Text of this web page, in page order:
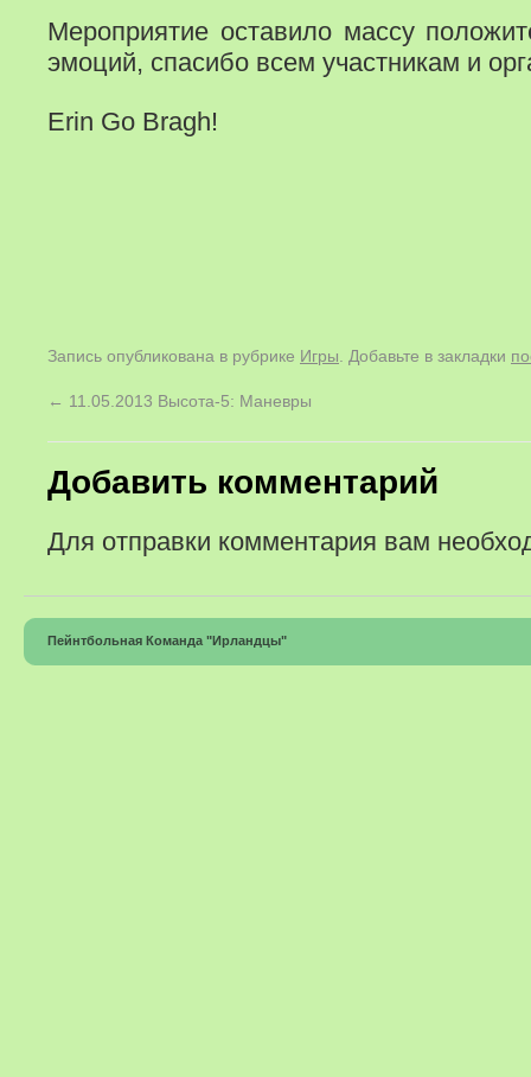
Мероприятие оставило массу
эмоций, спасибо всем участникам и
Erin Go Bragh!
Запись опубликована в рубрике Игры . Добавьте в закладки
← 11.05.2013 Высота-5: Маневры
Добавить комментарий
Для отправки комментария вам
Пейнтбольная Команда "Ирландцы"